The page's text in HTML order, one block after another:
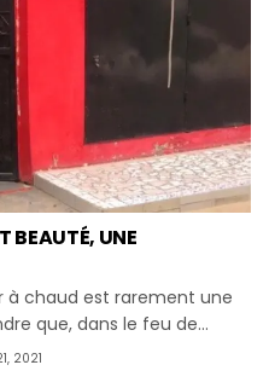
BEAUTÉ, UNE
à chaud est rarement une
que, dans le feu de...
2021